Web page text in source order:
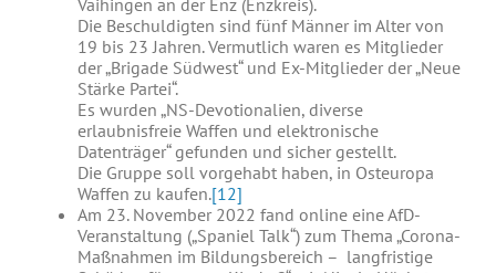
Vaihingen an der Enz (Enzkreis).
Die Beschuldigten sind fünf Männer im Alter von
19 bis 23 Jahren. Vermutlich waren es Mitglieder
der „Brigade Südwest“ und Ex-Mitglieder der „Neue
Stärke Partei“.
Es wurden „NS-Devotionalien, diverse
erlaubnisfreie Waffen und elektronische
Datenträger“ gefunden und sicher gestellt.
Die Gruppe soll vorgehabt haben, in Osteuropa
Waffen zu kaufen.[12]
Am 23. November 2022 fand online eine AfD-
Veranstaltung („Spaniel Talk“) zum Thema „Corona-
Maßnahmen im Bildungsbereich – langfristige